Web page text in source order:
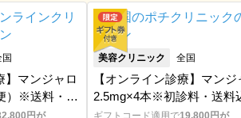
】マンジャロ
）※送料・ア
料込円が
美容クリニック 全国
【オンライン診療】マンジ
2.5mg×4本※初診料・送料
ギフトコード適用で19,800円が